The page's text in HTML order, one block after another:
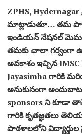
ZPHS,
మాట్లాడుతూ… తమ
ఇండియన్ నేషనల్
తమకు చాలా గర్వంగా
అవకాశం ఇచ్చిన IMSC
Jayasimha గారికి
అనుకునంగా
sponsors ని కూడా
గారికి కృతజ్ఞతలు
పాఠశాలలోని విద్యార్థుల